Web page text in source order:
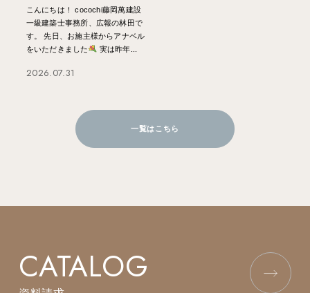
こんにちは！ cocochi藤岡萬建設
一級建築士事務所、広報の林田で
す。 先日、お施主様からアナベル
をいただきました
実は昨年...
2026.07.31
一覧はこちら
CATALOG